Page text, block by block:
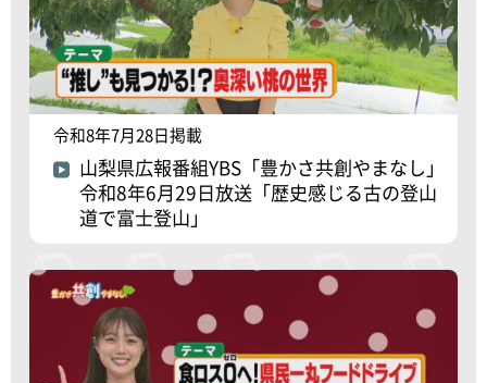
令和8年7月28日掲載
山梨県広報番組YBS「豊かさ共創やまなし」
令和8年6月29日放送「歴史感じる古の登山
道で富士登山」